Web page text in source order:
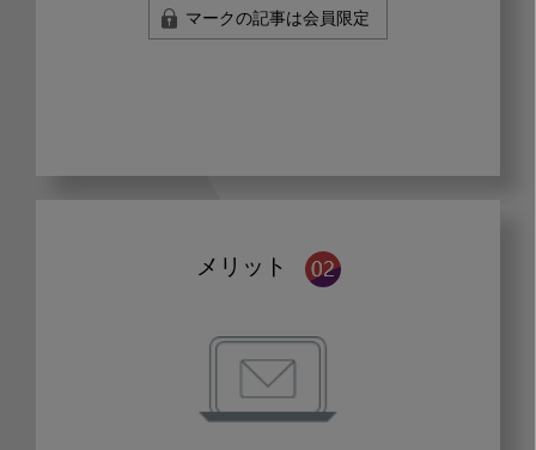
マークの記事は会員限定
メリット